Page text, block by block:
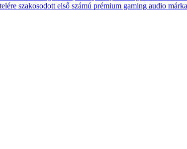
szakosodott első számú prémium gaming audio